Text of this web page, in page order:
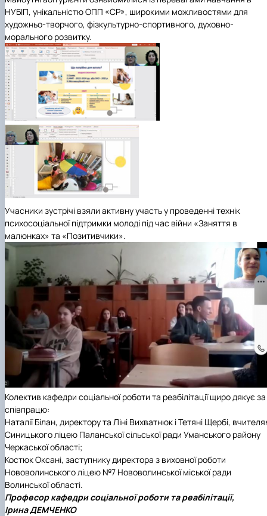
НУБІП, унікальністю ОПП «СР», широкими можливостями для
художньо-творчого, фізкультурно-спортивного, духовно-
морального розвитку.
Учасники зустрічі взяли активну участь у проведенні технік
психосоціальної підтримки молоді під час війни «Заняття в
малюнках» та «Позитивчики».
Колектив кафедри соціальної роботи та реабілітації щиро дякує за
співпрацю:
Наталії Білан, директору та Ліні Вихватнюк і Тетяні Щербі,
Синицького ліцею Паланської сільської ради Уманського району
Черкаської області;
Костюк Оксані, заступнику директора з виховної роботи
Нововолинського ліцею №7 Нововолинської міської ради
Волинської області.
Професор кафедри соціальної роботи та реабілітації,
Ірина ДЕМЧЕНКО